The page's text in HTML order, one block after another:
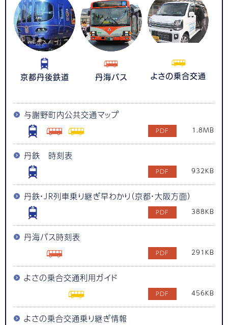
京都丹後鉄道 丹海バス よさの乗合交通
与謝野町内公共交通マップ
1.8MB
丹鉄 時刻表
932KB
丹鉄・ＪＲ列車乗り継ぎ早わかり（京都・大阪方面）
388KB
丹海バス時刻表
291KB
よさの乗合交通利用ガイド
456KB
よさの乗合交通乗り継ぎ情報